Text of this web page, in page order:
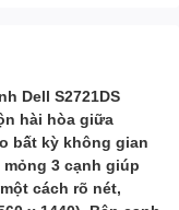
Dell S2721DS
hài hòa giữa
bất kỳ không gian
3 cạnh giúp
cách rõ nét,